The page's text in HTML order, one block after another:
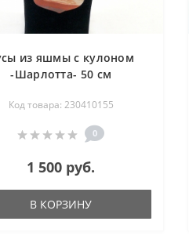
из яшмы с кулоном
-Шарлотта- 50 см
Код товара: 230410155
0
1 500 руб.
В КОРЗИНУ